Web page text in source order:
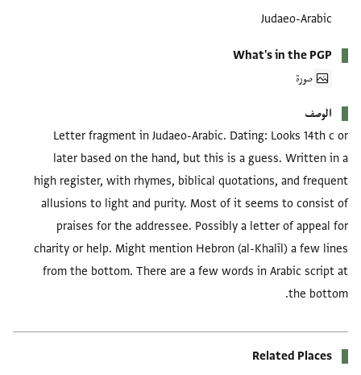
Judaeo-Arabic
What's in the PGP
صورة
الوصف
Letter fragment in Judaeo-Arabic. Dating: Looks 14th c or
later based on the hand, but this is a guess. Written in a
high register, with rhymes, biblical quotations, and frequent
allusions to light and purity. Most of it seems to consist of
praises for the addressee. Possibly a letter of appeal for
charity or help. Might mention Hebron (al-Khalīl) a few lines
from the bottom. There are a few words in Arabic script at
the bottom.
Related Places